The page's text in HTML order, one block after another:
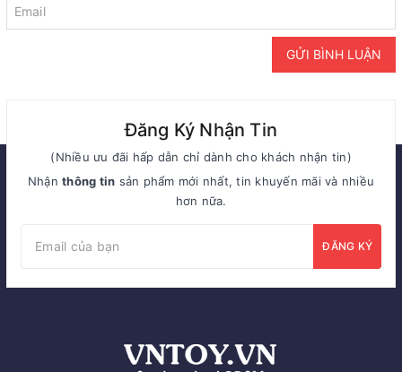
GỬI BÌNH LUẬN
Đăng Ký Nhận Tin
(Nhiều ưu đãi hấp dẫn chỉ dành cho khách nhận tin)
Nhậnthông tin sản phẩm mới nhất, tin khuyến mãi và nhiều
hơn nữa.
ĐĂNG KÝ